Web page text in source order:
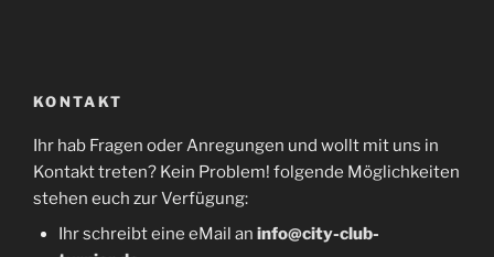
KONTAKT
Ihr hab Fragen oder Anregungen und wollt mit uns in
Kontakt treten? Kein Problem! folgende Möglichkeiten
stehen euch zur Verfügung:
Ihr schreibt eine eMail an info@city-club-